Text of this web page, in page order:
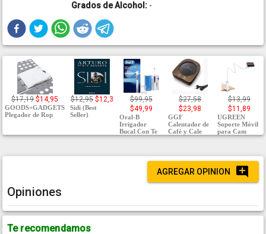
Grados de Alcohol: -
$17,19 $14,95
GOODS+GADGETS
Plegador de Rop
$12,95 $12,3
Sidi (Best
Seller)
$99,95
$49,99
Oral-B
Irrigador
Bucal Con Te
$27,58
$23,98
GGF
Calentador de
Café y Cale
$13,99
$11,89
UGREEN
Soporte Móvil
para Cam
AGREGAR OPINION
Opiniones
Te recomendamos